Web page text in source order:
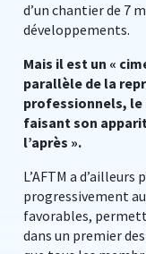
d’un chantier de 7
développements.
Mais il est un «
parallèle de la
professionnels, le
faisant son
l’après ».
L’AFTM a
progressivement
favorables,
dans un premier